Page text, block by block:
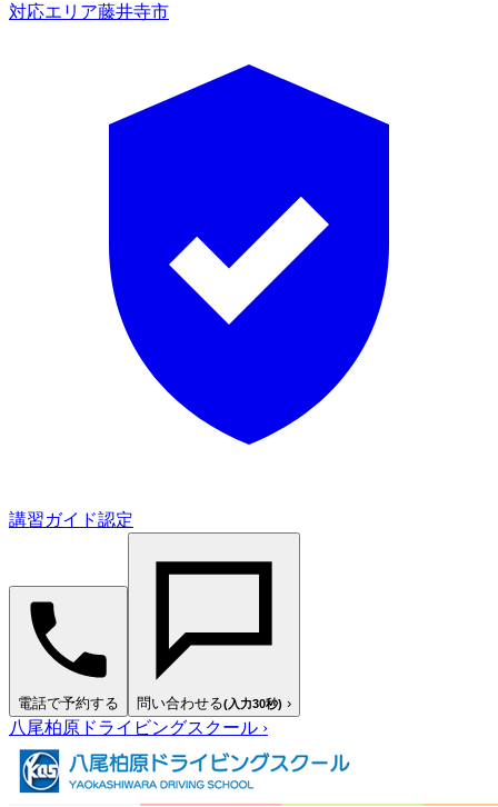
対応エリア藤井寺市
講習ガイド認定
電話で予約する 問い合わせる(入力30秒) ›
八尾柏原ドライビングスクール ›